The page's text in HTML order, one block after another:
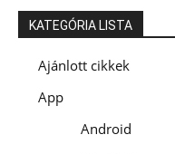
KATEGÓRIA LISTA
Ajánlott cikkek
App
Android